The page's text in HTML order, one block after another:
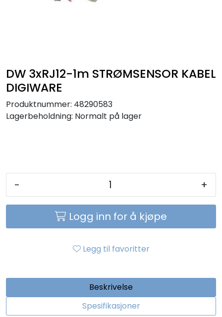
DW 3xRJ12-1m STRØMSENSOR KABEL
DIGIWARE
Produktnummer: 48290583
Lagerbeholdning: Normalt på lager
- +
Logg inn for å kjøpe
Legg til favoritter
Beskrivelse
Spesifikasjoner